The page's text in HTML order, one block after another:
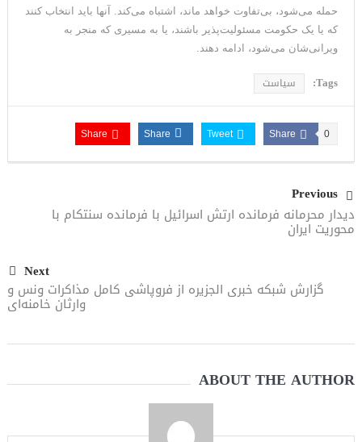
حمله می‌شود، بی‌تفاوت خواهد ماند، اشتباه می‌کند. آنها باید انتخاب کنند
که یا یک حکومت مسئولیت‌پذیر باشند، یا به مسیری که منجر به
ویرانی‌شان می‌شود، ادامه دهند.
Tags: سیاست
Share 0
Tweet
Share
Share
Previous
دیدار محرمانه فرمانده ارتش اسرائیل با فرمانده سنتکام با
محوریت ایران
Next
گزارش شبکه خبری الجزیره از فروپاشی کامل مذاکرات ونس و
وارثان خامنه‌ای
ABOUT THE AUTHOR